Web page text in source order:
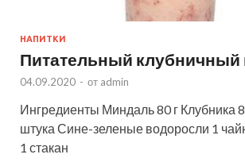
НАПИТКИ
Питательный клубничный
04.09.2020 - от admin
Ингредиенты Миндаль 80 г Клубника
штука Сине-зеленые водоросли 1
1 стакан